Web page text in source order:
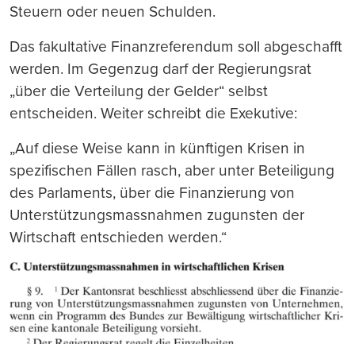
Steuern oder neuen Schulden.
Das fakultative Finanzreferendum soll abgeschafft
werden. Im Gegenzug darf der Regierungsrat
„über die Verteilung der Gelder“ selbst
entscheiden. Weiter schreibt die Exekutive:
„Auf diese Weise kann in künftigen Krisen in
spezifischen Fällen rasch, aber unter Beteiligung
des Parlaments, über die Finanzierung von
Unterstützungsmassnahmen zugunsten der
Wirtschaft entschieden werden.“